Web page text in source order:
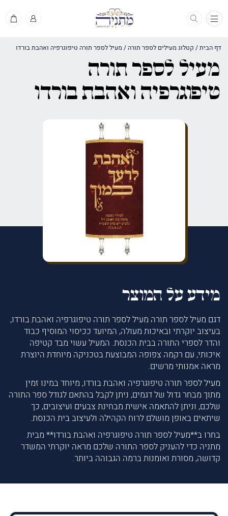
תפריט
דף הבית/ קטלוג מעילים לספר תורה / מעיל לספר תורה טיפוגרפיה ואהבת בורדו
מעיל לספר תורה
טיפוגרפיה ואהבת בורדו
מידע על המוצר
דגם מעיל לספר תורה מעיל לספר תורה טיפוגרפיה ואהבת בורדו,
בעיצוב יוקרתי ובאיכות מעולה, המיועד ככיסוי המוסיף כבוד
והדר לספרי התורה בבית הכנסת. המעיל עשוי מבד קטיפה
איכותי, עם רקמה צפופה המבוצעת בטכניקה מיוחדת היוצרת
מראה אמנותי מרשים.
מעיל לספר תורה טיפוגרפיה ואהבת בורדו, מיוחד במינו זמין
מתוך מבחר גדול של דגמים, ניתן לקבל בהתאם לגודל ספר התורה
שלכם, וניתן להתאמה אישית מבחינת צבעים ועיצובים, כך
שיתאים באופן מושלם לרוח הקהילה ולעיצוב בית הכנסת.
בחרו ב**מעיל לספר תורה טיפוגרפיה ואהבת בורדו** מבית
מתניה כדי להעניק לספר התורה שלכם מראה יוקרתי המשדר
קדושה, מסורת ואומנות ברמה הגבוהה ביותר.